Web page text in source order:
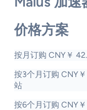
价格方案
按月订购 CNY￥
按3个月订购 CNY
站
按6个月订购 CNY